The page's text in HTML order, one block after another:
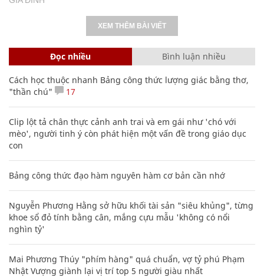
XEM THÊM BÀI VIẾT
Đọc nhiều Bình luận nhiều
Cách học thuộc nhanh Bảng công thức lượng giác bằng thơ,
"thần chú"
17
Clip lột tả chân thực cảnh anh trai và em gái như 'chó với
mèo', người tinh ý còn phát hiện một vấn đề trong giáo dục
con
Bảng công thức đạo hàm nguyên hàm cơ bản cần nhớ
Nguyễn Phương Hằng sở hữu khối tài sản "siêu khủng", từng
khoe sổ đỏ tính bằng cân, mắng cựu mẫu 'không có nổi
nghìn tỷ'
Mai Phương Thúy "phím hàng" quá chuẩn, vợ tỷ phú Phạm
Nhật Vượng giành lại vị trí top 5 người giàu nhất